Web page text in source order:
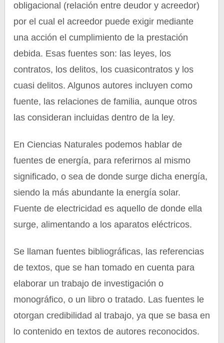
obligacional (relación entre deudor y acreedor)
por el cual el acreedor puede exigir mediante
una acción el cumplimiento de la prestación
debida. Esas fuentes son: las leyes, los
contratos, los delitos, los cuasicontratos y los
cuasi delitos. Algunos autores incluyen como
fuente, las relaciones de familia, aunque otros
las consideran incluidas dentro de la ley.
En Ciencias Naturales podemos hablar de
fuentes de energía, para referirnos al mismo
significado, o sea de donde surge dicha energía,
siendo la más abundante la energía solar.
Fuente de electricidad es aquello de donde ella
surge, alimentando a los aparatos eléctricos.
Se llaman fuentes bibliográficas, las referencias
de textos, que se han tomado en cuenta para
elaborar un trabajo de investigación o
monográfico, o un libro o tratado. Las fuentes le
otorgan credibilidad al trabajo, ya que se basa en
lo contenido en textos de autores reconocidos.